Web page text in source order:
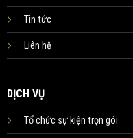
Tin tức
Liên hệ
DỊCH VỤ
Tổ chức sự kiện trọn gói